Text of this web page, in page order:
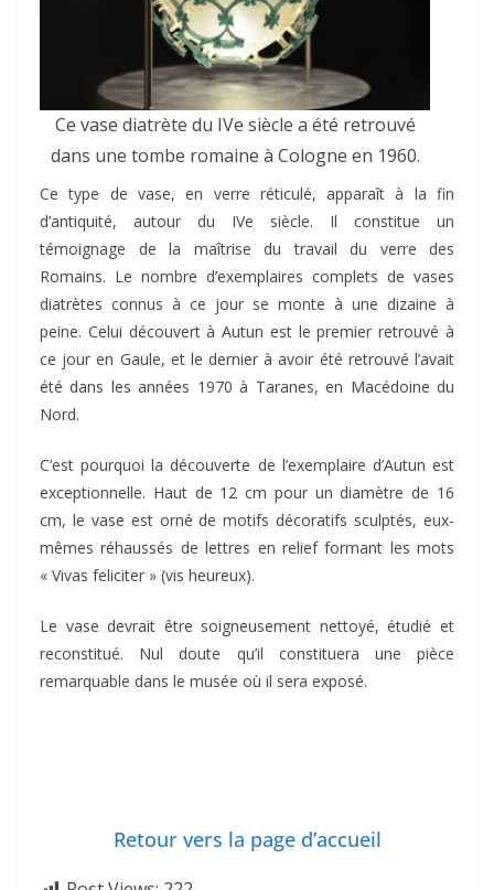
Ce vase diatrète du IVe siècle a été retrouvé
dans une tombe romaine à Cologne en 1960.
Ce type de vase, en verre réticulé, apparaît à la fin
d’antiquité, autour du IVe siècle. Il constitue un
témoignage de la maîtrise du travail du verre des
Romains. Le nombre d’exemplaires complets de vases
diatrètes connus à ce jour se monte à une dizaine à
peine. Celui découvert à Autun est le premier retrouvé à
ce jour en Gaule, et le dernier à avoir été retrouvé l’avait
été dans les années 1970 à Taranes, en Macédoine du
Nord.
C’est pourquoi la découverte de l’exemplaire d’Autun est
exceptionnelle. Haut de 12 cm pour un diamètre de 16
cm, le vase est orné de motifs décoratifs sculptés, eux-
mêmes réhaussés de lettres en relief formant les mots
« Vivas feliciter » (vis heureux).
Le vase devrait être soigneusement nettoyé, étudié et
reconstitué. Nul doute qu’il constituera une pièce
remarquable dans le musée où il sera exposé.
Retour vers la page d’accueil